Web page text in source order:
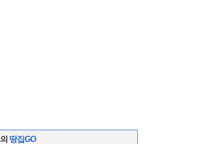
땅집GO